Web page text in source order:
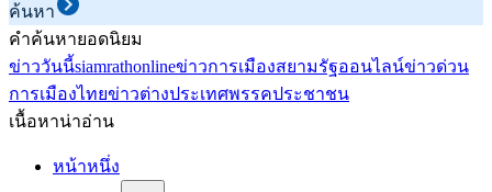
ค้นหา
คำค้นหายอดนิยม
ข่าววันนี้siamrathonlineข่าวการเมืองสยามรัฐออนไลน์ข่าวด่วน
การเมืองไทยข่าวต่างประเทศพรรคประชาชน
เนื้อหาน่าอ่าน
หน้าหนึ่ง